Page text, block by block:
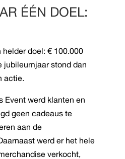
ÉÉN DOEL:
doel: € 100.000
jubileumjaar stond dan
actie.
Event werd klanten en
geen cadeaus te
aan de
werd er het hele
verkocht,